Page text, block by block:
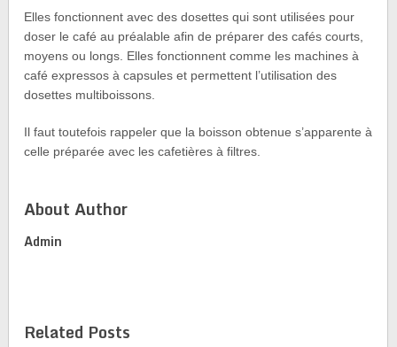
Elles fonctionnent avec des dosettes qui sont utilisées pour
doser le café au préalable afin de préparer des cafés courts,
moyens ou longs. Elles fonctionnent comme les machines à
café expressos à capsules et permettent l’utilisation des
dosettes multiboissons.
Il faut toutefois rappeler que la boisson obtenue s’apparente à
celle préparée avec les cafetières à filtres.
About Author
Admin
Related Posts